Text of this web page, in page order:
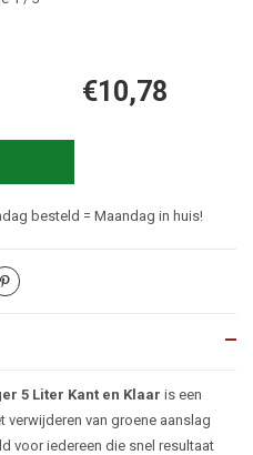
€10,78
= Maandag in huis!
5 Liter Kant en Klaar is een
verwijderen van groene aanslag
voor iedereen die snel resultaat